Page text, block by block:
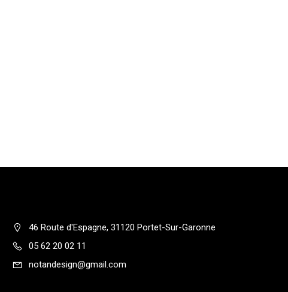
46 Route d'Espagne, 31120 Portet-Sur-Garonne
05 62 20 02 11
notandesign@gmail.com